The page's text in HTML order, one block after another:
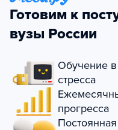
Готовим к
вузы России
Обучение
стресса
прогресса